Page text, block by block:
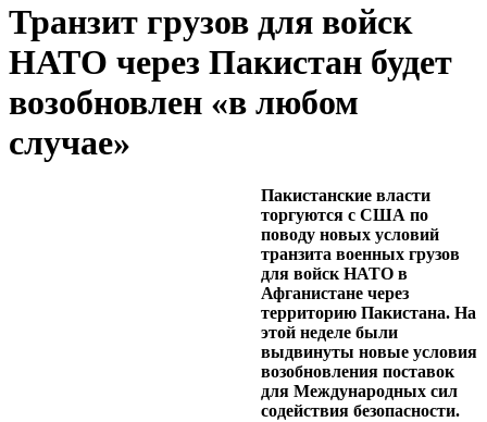
Транзит грузов для войск
НАТО через Пакистан будет
возобновлен «в любом
случае»
Пакистанские власти
торгуются с США по
поводу новых условий
транзита военных грузов
для войск НАТО в
Афганистане через
территорию Пакистана. На
этой неделе были
выдвинуты новые условия
возобновления поставок
для Международных сил
содействия безопасности.